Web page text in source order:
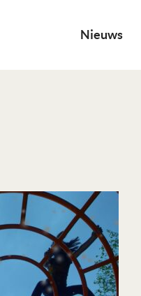
Nieuws